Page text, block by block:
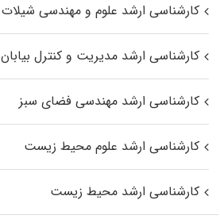
کارشناسی ارشد علوم و مهندسی شیلات
کارشناسی ارشد مدیریت و کنترل بیابان
کارشناسی ارشد مهندسی فضای سبز
کارشناسی ارشد علوم محیط‌ زیست
کارشناسی ارشد محیط زیست